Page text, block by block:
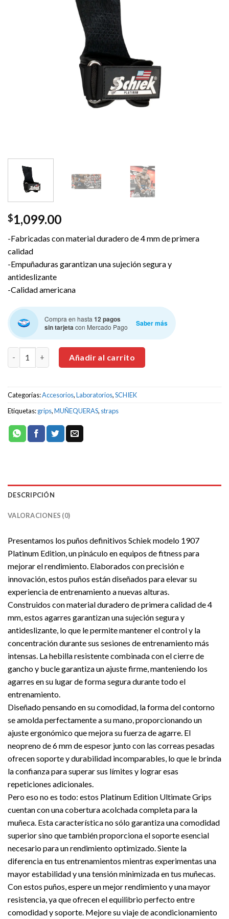
$1,099.00
-Fabricadas con material duradero de 4 mm de primera
calidad
-Empuñaduras garantizan una sujeción segura y
antideslizante
-Calidad americana
Compra en hasta 12 pagos
sin tarjetacon Mercado Pago Saber más
Añadir al carrito
Categorías:Accesorios,Laboratorios,SCHIEK
Etiquetas:grips,MUÑEQUERAS, straps
DESCRIPCIÓN
VALORACIONES (0)
Presentamos los puños definitivos Schiek modelo 1907
Platinum Edition, un pináculo en equipos de fitness para
mejorar el rendimiento. Elaborados con precisión e
innovación, estos puños están diseñados para elevar su
experiencia de entrenamiento a nuevas alturas.
Construidos con material duradero de primera calidad de 4
mm, estos agarres garantizan una sujeción segura y
antideslizante, lo que le permite mantener el control y la
concentración durante sus sesiones de entrenamiento más
intensas. La hebilla resistente combinada con el cierre de
gancho y bucle garantiza un ajuste firme, manteniendo los
agarres en su lugar de forma segura durante todo el
entrenamiento.
Diseñado pensando en su comodidad, la forma del contorno
se amolda perfectamente a su mano, proporcionando un
ajuste ergonómico que mejora su fuerza de agarre. El
neopreno de 6 mm de espesor junto con las correas pesadas
ofrecen soporte y durabilidad incomparables, lo que le brinda
la confianza para superar sus límites y lograr esas
repeticiones adicionales.
Pero eso no es todo: estos Platinum Edition Ultimate Grips
cuentan con una cobertura acolchada completa para la
muñeca. Esta característica no sólo garantiza una comodidad
superior sino que también proporciona el soporte esencial
necesario para un rendimiento optimizado. Siente la
diferencia en tus entrenamientos mientras experimentas una
mayor estabilidad y una tensión minimizada en tus muñecas.
Con estos puños, espere un mejor rendimiento y una mayor
resistencia, ya que ofrecen el equilibrio perfecto entre
comodidad y soporte. Mejore su viaje de acondicionamiento